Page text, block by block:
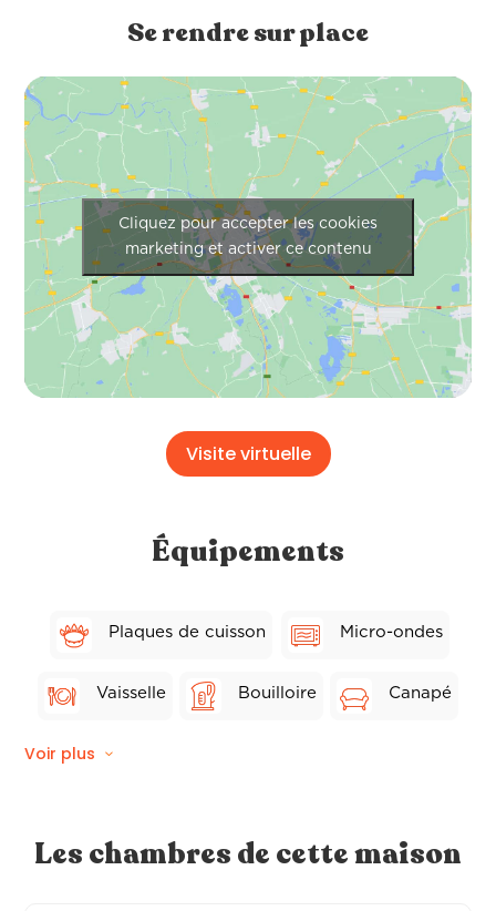
Se rendre sur place
Cliquez pour accepter les cookies
marketing et activer ce contenu
Visite virtuelle
Équipements
Plaques de cuisson Micro-ondes
Vaisselle Bouilloire Canapé
Voir plus
Les chambres de cette maison